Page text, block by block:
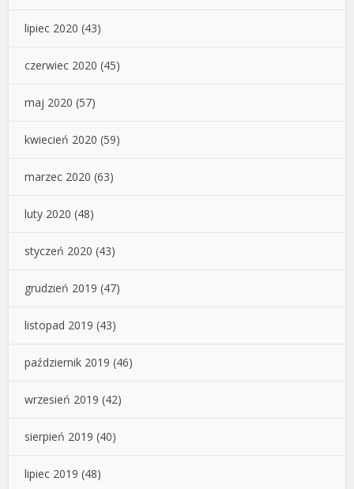
lipiec 2020 (43)
czerwiec 2020 (45)
maj 2020 (57)
kwiecień 2020 (59)
marzec 2020 (63)
luty 2020 (48)
styczeń 2020 (43)
grudzień 2019 (47)
listopad 2019 (43)
październik 2019 (46)
wrzesień 2019 (42)
sierpień 2019 (40)
lipiec 2019 (48)